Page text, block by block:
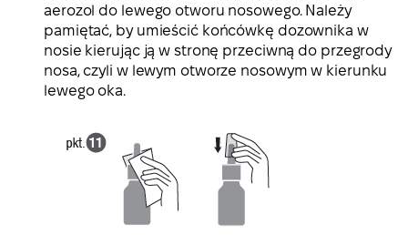
aerozol do lewego otworu nosowego. Należy
pamiętać, by umieścić końcówkę dozownika w
nosie kierując ją w stronę przeciwną do przegrody
nosa, czyli w lewym otworze nosowym w kierunku
lewego oka.